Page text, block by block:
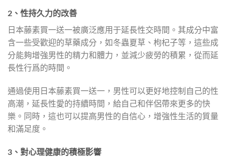
2、性持久力的改善
日本藤素買一送一被廣泛應用于延長性交時間。其成分中富
含一些受歡迎的草藥成分，如冬蟲夏草、枸杞子等，這些成
分能夠增強男性的精力和體力，並減少疲勞的積累，從而延
長性行爲的時間。
通過使用日本藤素買一送一，男性可以更好地控制自己的性
高潮，延長性愛的持續時間，給自己和伴侶帶來更多的快
樂。同時，這也可以提高男性的自信心，增強性生活的質量
和滿足度。
3、對心理健康的積極影響